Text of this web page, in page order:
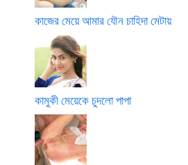
কাজের মেয়ে আমার যৌন চাহিদা মেটায়
কামুকী মেয়েকে চুদলো পাপা